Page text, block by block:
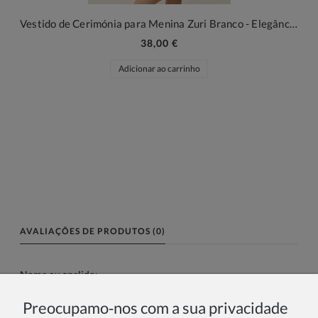
Vestido de Cerimónia para Menina Zuri Branco - Elegância Tweed com Laços Pretos
38,00 €
Adicionar ao carrinho
AVALIAÇÕES DE PRODUTOS (0)
Nome ou apelido:
Preocupamo‑nos com a sua privacidade